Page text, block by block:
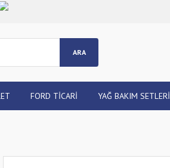
ARA
FORD TİCARİ YAĞ BAKIM SETLERİ